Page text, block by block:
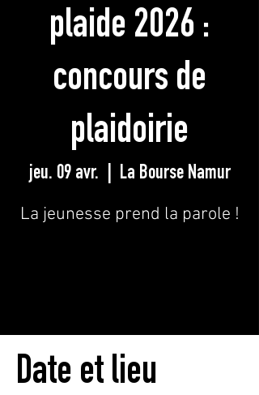
plaide 2026 :
concours de
plaidoirie
jeu. 09 avr. La Bourse Namur
La jeunesse prend la parole !
Date et lieu